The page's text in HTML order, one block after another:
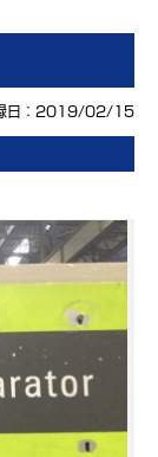
日：2019/02/15